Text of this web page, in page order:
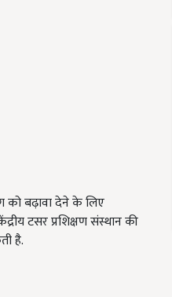
को बढ़ावा देने के लिए
टसर प्रशिक्षण संस्थान की
है.